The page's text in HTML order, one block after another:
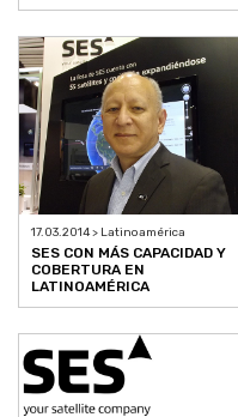
17.03.2014 > Latinoamérica
SES CON MÁS CAPACIDAD Y
COBERTURA EN
LATINOAMÉRICA